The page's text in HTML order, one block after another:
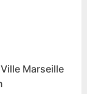
Marseille